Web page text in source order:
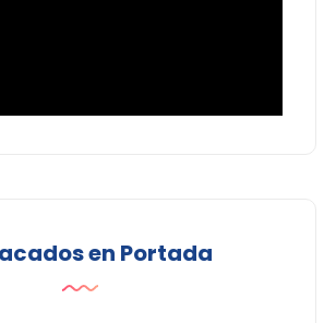
en Portada